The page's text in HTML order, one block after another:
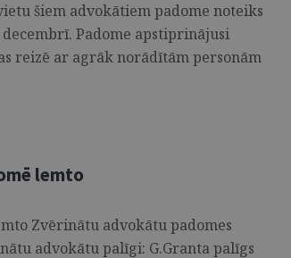
šiem advokātiem padome noteiks
Padome apstiprinājusi
reizē ar agrāk norādītām personām
lemto
Zvērinātu advokātu padomes
advokātu palīgi: G.Granta palīgs